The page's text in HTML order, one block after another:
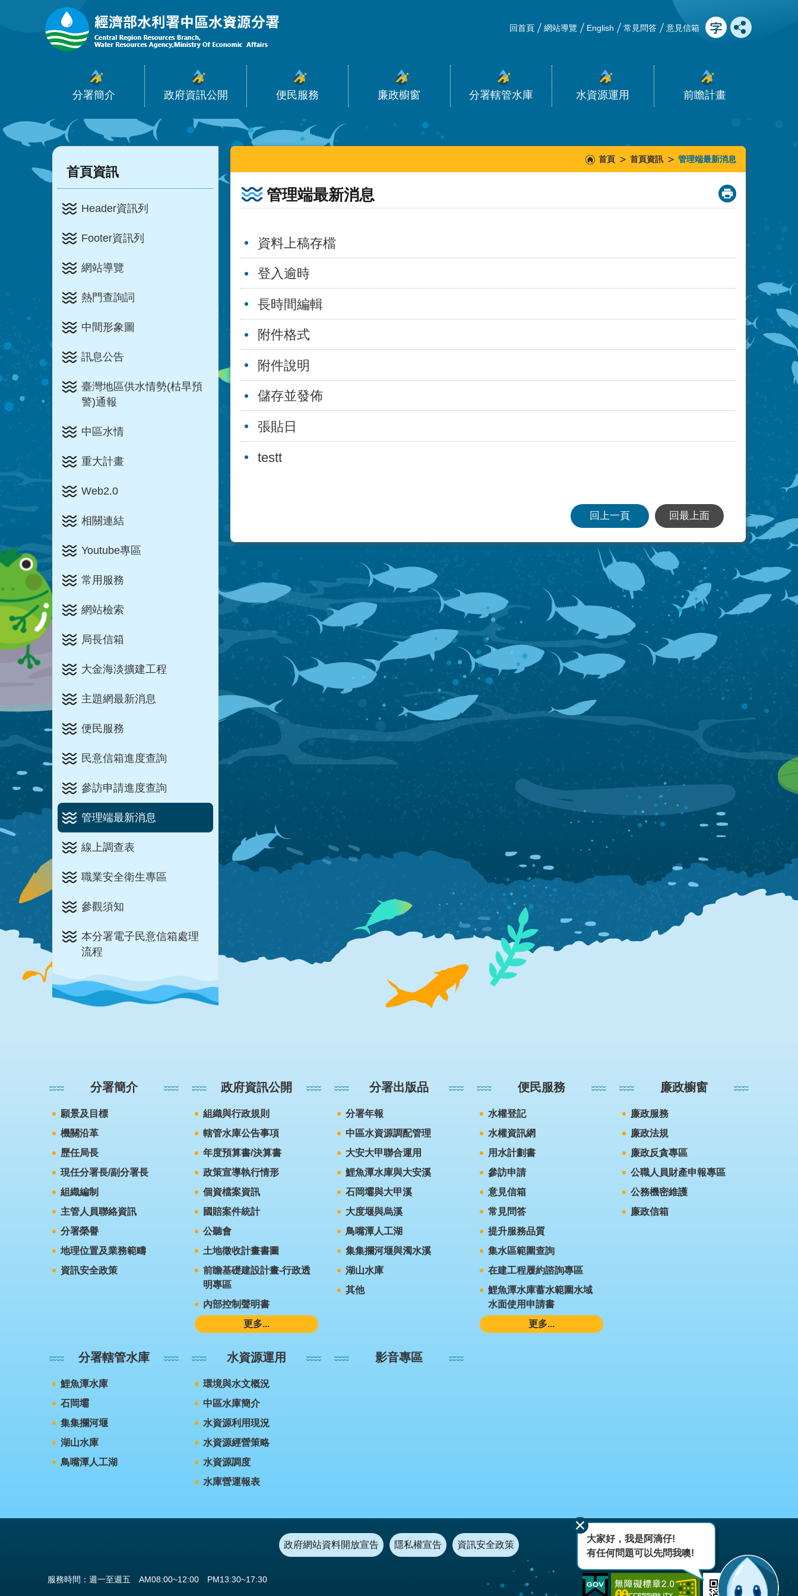
跳到主要內容區塊
回首頁 網站導覽 English 常見問答 意見信箱
分署簡介 政府資訊公開 便民服務 廉政櫥窗 分署轄管水庫 水資源運用 前瞻計畫
:::
首頁資訊
Header資訊列
Footer資訊列
網站導覽
熱門查詢詞
中間形象圖
訊息公告
臺灣地區供水情勢(枯旱預
警)通報
中區水情
重大計畫
Web2.0
相關連結
Youtube專區
常用服務
網站檢索
局長信箱
大金海淡擴建工程
主題網最新消息
便民服務
民意信箱進度查詢
參訪申請進度查詢
管理端最新消息
線上調查表
職業安全衛生專區
參觀須知
本分署電子民意信箱處理
流程
:::
首頁 首頁資訊 管理端最新消息
管理端最新消息 _
資料上稿存檔
登入逾時
長時間編輯
附件格式
附件說明
儲存並發佈
張貼日
testt
回上一頁 回最上面
分署簡介
願景及目標
機關沿革
歷任局長
現任分署長/副分署長
組織編制
主管人員聯絡資訊
分署榮譽
地理位置及業務範疇
資訊安全政策
政府資訊公開
組織與行政規則
轄管水庫公告事項
年度預算書/決算書
政策宣導執行情形
個資檔案資訊
國賠案件統計
公聽會
土地徵收計畫書圖
前瞻基礎建設計畫-行政透
明專區
內部控制聲明書
更多...
分署出版品
分署年報
中區水資源調配管理
大安大甲聯合運用
鯉魚潭水庫與大安溪
石岡壩與大甲溪
大度堰與烏溪
鳥嘴潭人工湖
集集攔河堰與濁水溪
湖山水庫
其他
便民服務
水權登記
水權資訊網
用水計劃書
參訪申請
意見信箱
常見問答
提升服務品質
集水區範圍查詢
在建工程履約諮詢專區
鯉魚潭水庫蓄水範圍水域
水面使用申請書
更多...
廉政櫥窗
廉政服務
廉政法規
廉政反貪專區
公職人員財產申報專區
公務機密維護
廉政信箱
分署轄管水庫
鯉魚潭水庫
石岡壩
集集攔河堰
湖山水庫
鳥嘴潭人工湖
水資源運用
環境與水文概況
中區水庫簡介
水資源利用現況
水資源經營策略
水資源調度
水庫營運報表
影音專區
政府網站資料開放宣告 隱私權宣告 資訊安全政策
服務時間：週一至週五 AM08:00~12:00 PM13:30~17:30
大家好，我是阿滴仔!
有任何問題可以先問我噢!